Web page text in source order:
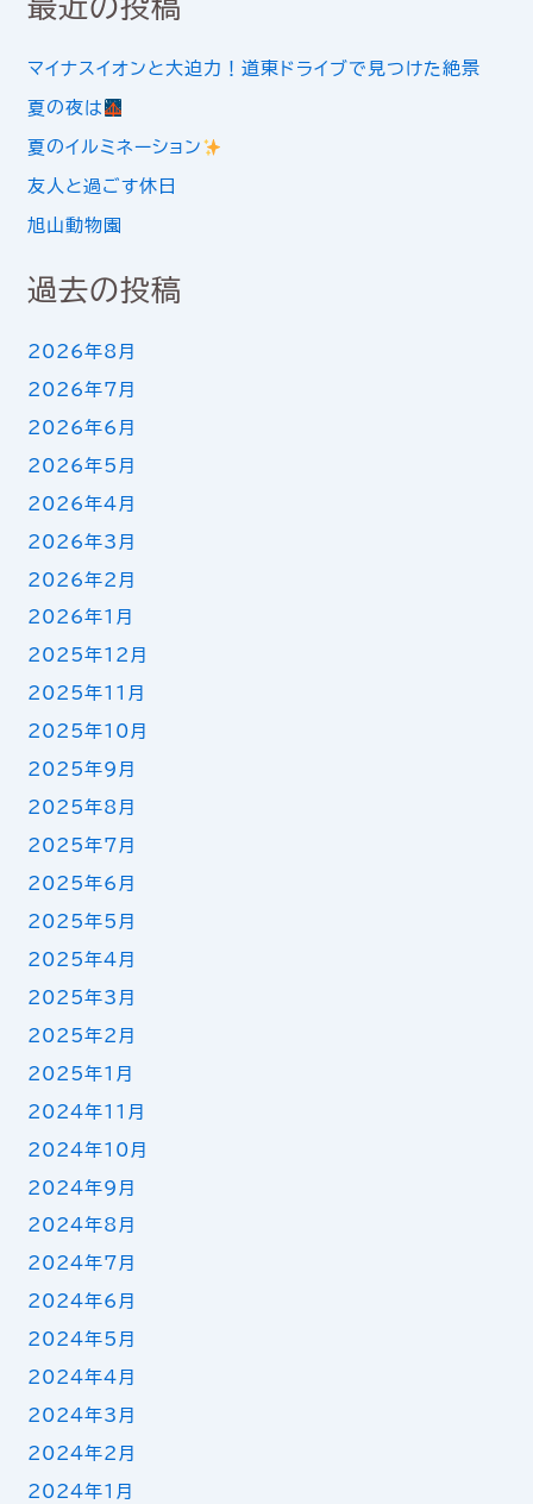
最近の投稿
マイナスイオンと大迫力！道東ドライブで見つけた絶景
夏の夜は
夏のイルミネーション
友人と過ごす休日
旭山動物園
過去の投稿
2026年8月
2026年7月
2026年6月
2026年5月
2026年4月
2026年3月
2026年2月
2026年1月
2025年12月
2025年11月
2025年10月
2025年9月
2025年8月
2025年7月
2025年6月
2025年5月
2025年4月
2025年3月
2025年2月
2025年1月
2024年11月
2024年10月
2024年9月
2024年8月
2024年7月
2024年6月
2024年5月
2024年4月
2024年3月
2024年2月
2024年1月